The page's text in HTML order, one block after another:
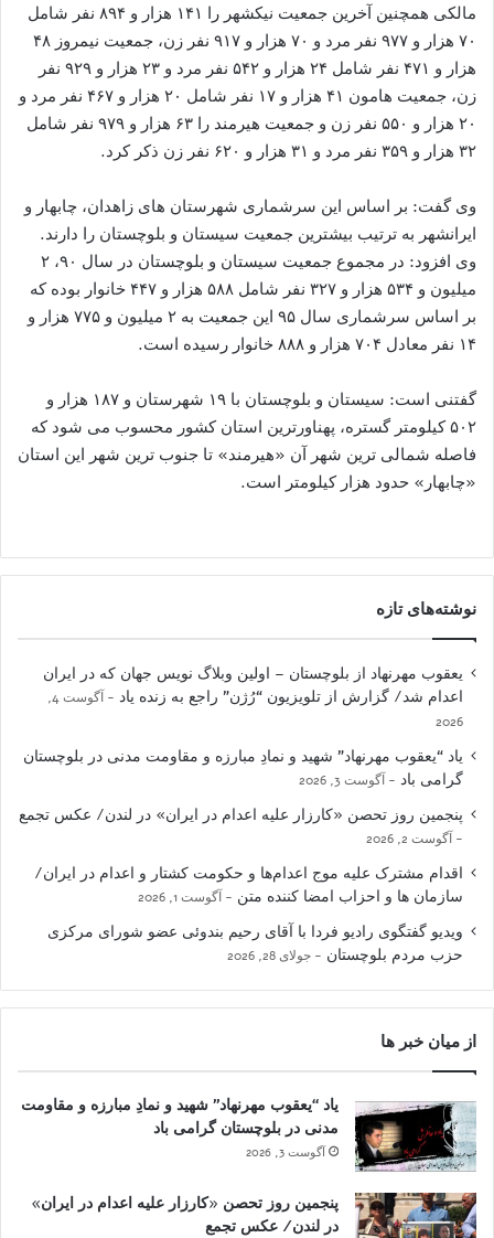
مالکی همچنین آخرین جمعیت نیکشهر را ۱۴۱ هزار و ۸۹۴ نفر شامل
۷۰ هزار و ۹۷۷ نفر مرد و ۷۰ هزار و ۹۱۷ نفر زن، جمعیت نیمروز ۴۸
هزار و ۴۷۱ نفر شامل ۲۴ هزار و ۵۴۲ نفر مرد و ۲۳ هزار و ۹۲۹ نفر
زن، جمعیت هامون ۴۱ هزار و ۱۷ نفر شامل ۲۰ هزار و ۴۶۷ نفر مرد و
۲۰ هزار و ۵۵۰ نفر زن و جمعیت هیرمند را ۶۳ هزار و ۹۷۹ نفر شامل
۳۲ هزار و ۳۵۹ نفر مرد و ۳۱ هزار و ۶۲۰ نفر زن ذکر کرد.
وی گفت: بر اساس این سرشماری شهرستان های زاهدان، چابهار و
ایرانشهر به ترتیب بیشترین جمعیت سیستان و بلوچستان را دارند.
وی افزود: در مجموع جمعیت سیستان و بلوچستان در سال ۹۰، ۲
میلیون و ۵۳۴ هزار و ۳۲۷ نفر شامل ۵۸۸ هزار و ۴۴۷ خانوار بوده که
بر اساس سرشماری سال ۹۵ این جمعیت به ۲ میلیون و ۷۷۵ هزار و
۱۴ نفر معادل ۷۰۴ هزار و ۸۸۸ خانوار رسیده است.
گفتنی است: سیستان و بلوچستان با ۱۹ شهرستان و ۱۸۷ هزار و
۵۰۲ کیلومتر گستره، پهناورترین استان کشور محسوب می شود که
فاصله شمالی ترین شهر آن «هیرمند» تا جنوب ترین شهر این استان
«چابهار» حدود هزار کیلومتر است.
نوشته‌های تازه
یعقوب مهرنهاد از بلوچستان – اولین وبلاگ نویس جهان که در ایران
اعدام شد/ گزارش از تلویزیون “رُژن” راجع به زنده یاد
آگوست 4,
2026
یاد “یعقوب مهرنهاد” شهید و نمادِ مبارزه و مقاومت مدنی در بلوچستان
گرامی باد
آگوست 3, 2026
پنجمین روز تحصن «کارزار علیه اعدام در ایران» در لندن/ عکس تجمع
آگوست 2, 2026
اقدام مشترک علیه موج اعدام‌ها و حکومت کشتار و اعدام در ایران/
سازمان ها و احزاب امضا کننده متن
آگوست 1, 2026
ویدیو گفتگوی رادیو فردا با آقای رحیم بندوئی عضو شورای مرکزی
حزب مردم بلوچستان
جولای 28, 2026
از میان خبر ها
یاد “یعقوب مهرنهاد” شهید و نمادِ مبارزه و مقاومت
مدنی در بلوچستان گرامی باد
آگوست 3, 2026
پنجمین روز تحصن «کارزار علیه اعدام در ایران»
در لندن/ عکس تجمع